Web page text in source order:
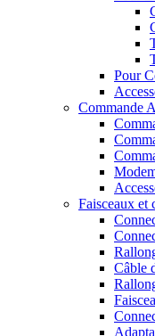
Pour
Commande
Faisceaux et
Câble